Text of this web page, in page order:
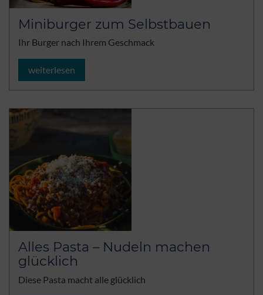
Miniburger zum Selbstbauen
Ihr Burger nach Ihrem Geschmack
weiterlesen
Alles Pasta – Nudeln machen
glücklich
Diese Pasta macht alle glücklich